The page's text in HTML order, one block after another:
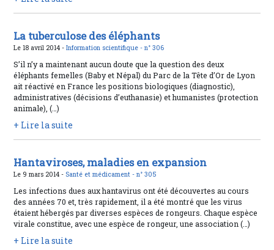
La tuberculose des éléphants
Le 18 avril 2014 -Information scientifique -n° 306
S’il n’y a maintenant aucun doute que la question des deux
éléphants femelles (Baby et Népal) du Parc de la Tête d’Or de Lyon
ait réactivé en France les positions biologiques (diagnostic),
administratives (décisions d’euthanasie) et humanistes (protection
animale), (…)
+ Lire la suite
Hantaviroses, maladies en expansion
Le 9 mars 2014 - Santé et médicament -n° 305
Les infections dues aux hantavirus ont été découvertes au cours
des années 70 et, très rapidement, il a été montré que les virus
étaient hébergés par diverses espèces de rongeurs. Chaque espèce
virale constitue, avec une espèce de rongeur, une association (…)
+ Lire la suite